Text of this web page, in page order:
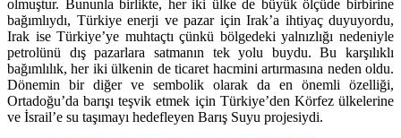
olmuştur. Bununla birlikte, her iki ülke de büyük ölçüde birbirine
bağımlıydı, Türkiye enerji ve pazar için Irak’a ihtiyaç duyuyordu,
Irak ise Türkiye’ye muhtaçtı çünkü bölgedeki yalnızlığı nedeniyle
petrolünü dış pazarlara satmanın tek yolu buydu. Bu karşılıklı
bağımlılık, her iki ülkenin de ticaret hacmini artırmasına neden oldu.
Dönemin bir diğer ve sembolik olarak da en önemli özelliği,
Ortadoğu’da barışı teşvik etmek için Türkiye’den Körfez ülkelerine
ve İsrail’e su taşımayı hedefleyen Barış Suyu projesiydi.